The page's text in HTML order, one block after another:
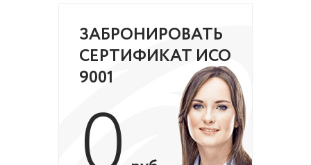
ЗАБРОНИРОВАТЬ
СЕРТИФИКАТ ИСО
9001